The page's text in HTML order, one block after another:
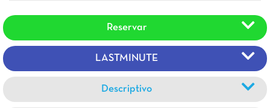
Reservar
LASTMINUTE
Descriptivo